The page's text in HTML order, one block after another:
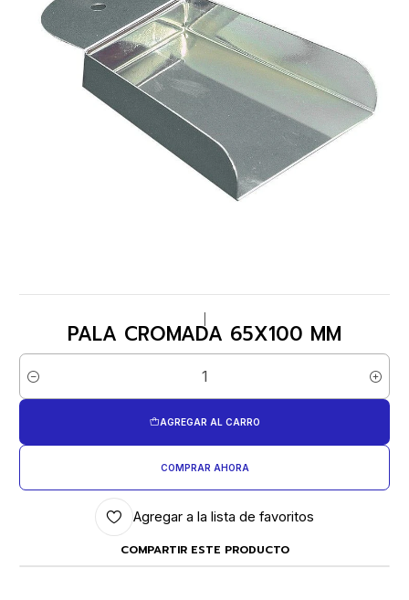
PALA CROMADA 65X100 MM
Cantidad
AGREGAR AL CARRO
COMPRAR AHORA
Agregar a la lista de favoritos
COMPARTIR ESTE PRODUCTO